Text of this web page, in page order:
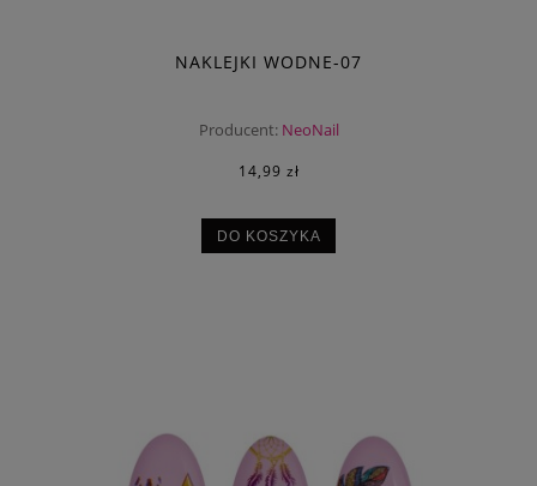
NAKLEJKI WODNE-07
Producent: NeoNail
14,99 zł
DO KOSZYKA